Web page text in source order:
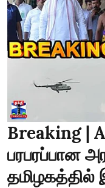
Breaking |
பரபரப்பான
தமிழகத்தில்